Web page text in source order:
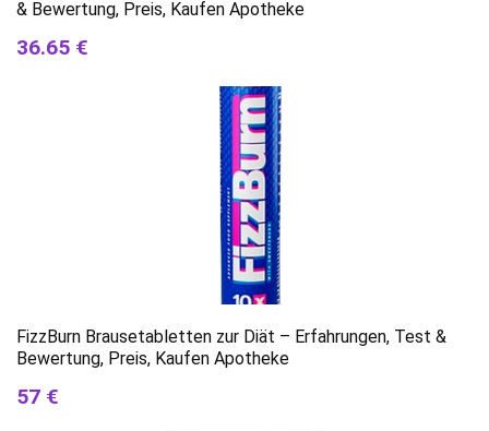
& Bewertung, Preis, Kaufen Apotheke
36.65 €
FizzBurn Brausetabletten zur Diät – Erfahrungen, Test &
Bewertung, Preis, Kaufen Apotheke
57 €